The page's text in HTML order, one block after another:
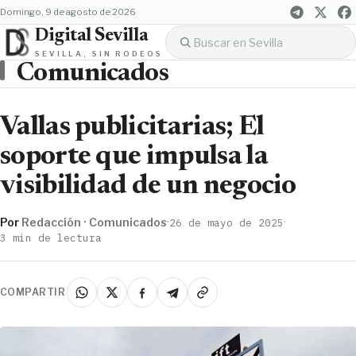
domingo, 9 de agosto de 2026
Digital Sevilla
SEVILLA, SIN RODEOS
Comunicados
Vallas publicitarias; El
soporte que impulsa la
visibilidad de un negocio
Por Redacción · Comunicados·26 de mayo de 2025·
3 min de lectura
COMPARTIR